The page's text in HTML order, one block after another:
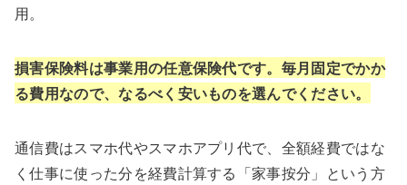
用。
損害保険料は事業用の任意保険代です。毎月固定でかか
る費用なので、なるべく安いものを選んでください。
通信費はスマホ代やスマホアプリ代で、全額経費ではな
く仕事に使った分を経費計算する「家事按分」という方